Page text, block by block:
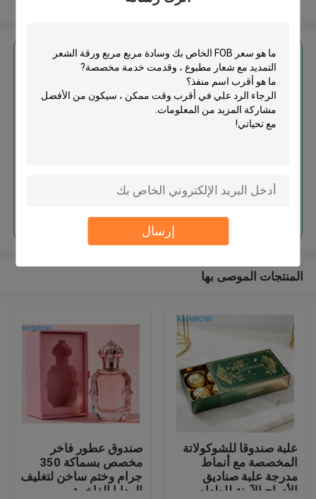
إرسال
احصل على افضل سعر ل
وسادة مربع مربع ورقة الشعر التمديد
مع شعار مطبوع ، وقدمت خدمة
المنتجات الموصى بها
علبة صندوقا للشوكولاتة
المخصصة مع أنماط
مدرجة علبة صناديق
الأدراج الآمنة للطعام
صندوق عطور فاخر
مخصص بسماكة 350
جرام وختم ساخن لتغليف
الهدايا الفاخرة